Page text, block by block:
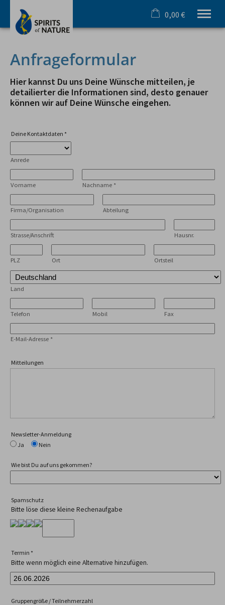
Sommer
Winter
Team & Incentive
Schule & Azubi
Infos
0,00 €
Anfrageformular
Hier kannst Du uns Deine Wünsche mitteilen, je
detailierter die Informationen sind, desto genauer
können wir auf Deine Wünsche eingehen.
Deine Kontaktdaten *
Anrede
Vorname Nachname *
Firma/Organisation Abteilung
Strasse/Anschrift Hausnr.
PLZ Ort Ortsteil
Land
Telefon Mobil Fax
E-Mail-Adresse *
Mitteilungen
Newsletter-Anmeldung
Ja
Nein
Wie bist Du auf uns gekommen?
Spamschutz
Bitte löse diese kleine Rechenaufgabe
Termin *
Bitte wenn möglich eine Alternative hinzufügen.
Gruppengröße / Teilnehmerzahl